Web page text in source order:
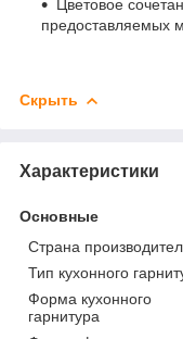
Цветовое
предоставляемых
Скрыть
Характеристики
Основные
Страна
Тип кухонного
Форма кухонного
гарнитура